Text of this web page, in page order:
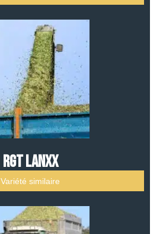
RGT LANXX
Variété similaire